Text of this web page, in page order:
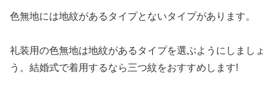
色無地には地紋があるタイプとないタイプがあります。
礼装用の色無地は地紋があるタイプを選ぶようにしましょ
う。結婚式で着用するなら三つ紋をおすすめします!